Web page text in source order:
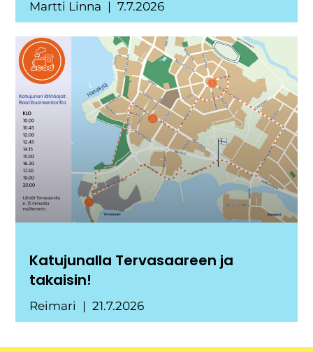
Martti Linna 7.7.2026
Katujunalla Tervasaareen ja
takaisin!
Reimari 21.7.2026